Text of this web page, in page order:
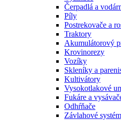
Čerpadlá a
Píly
Postrekovače a
Traktory
Akumulátorový
Krovinorezy
Vozíky
Skleníky a
Kultivátory
Vysokotlakové
Fukáre a
Odhŕňače
Závlahové